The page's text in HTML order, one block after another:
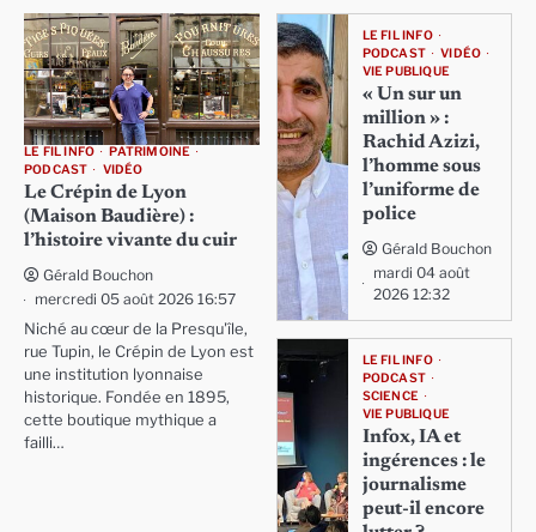
LE FIL INFO
PATRIMOINE
PODCAST
VIDÉO
Le Crépin de Lyon
(Maison Baudière) :
l’histoire vivante du cuir
Gérald Bouchon
mercredi 05 août 2026 16:57
Niché au cœur de la Presqu'île,
rue Tupin, le Crépin de Lyon est
une institution lyonnaise
historique. Fondée en 1895,
cette boutique mythique a
failli…
LE FIL INFO
PODCAST
VIDÉO
VIE PUBLIQUE
« Un sur un
million » :
Rachid Azizi,
l’homme sous
l’uniforme de
police
Gérald Bouchon
mardi 04 août
2026 12:32
LE FIL INFO
PODCAST
SCIENCE
VIE PUBLIQUE
Infox, IA et
ingérences : le
journalisme
peut-il encore